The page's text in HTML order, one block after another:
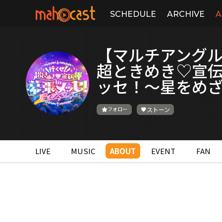
SCHEDULE ARCHIVE
【マルチアン
超ときめき♡宣
ッセ！〜星をめ
フォロー ストーン
LIVE MUSIC ABOUT EVENT FAN